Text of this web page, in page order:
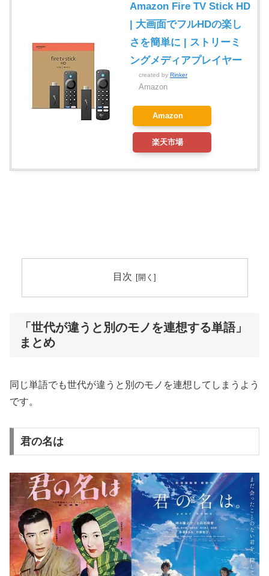
Amazon Fire TV Stick HD
| 大画面でフルHDの楽し
さを簡単に | ストリーミ
ングメディアプレイヤー
created by Rinker
Amazon
Amazon
楽天市場
目次
「世代が違うと別のモノを連想する単語」
まとめ
同じ単語でも世代が違うと別のモノを連想してしまうよう
です。
君の名は